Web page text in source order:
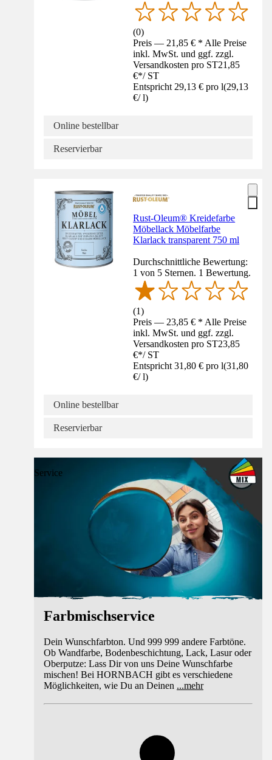
(0)
Preis — 21,85 € * Alle Preise
inkl. MwSt. und ggf. zzgl.
Versandkosten pro ST21,85
€*/ ST
Entspricht 29,13 € pro l(29,13
€/ l)
Online bestellbar
Reservierbar
Rust-Oleum® Kreidefarbe
Möbellack Möbelfarbe
Klarlack transparent 750 ml
Durchschnittliche Bewertung:
1 von 5 Sternen. 1 Bewertung.
(1)
Preis — 23,85 € * Alle Preise
inkl. MwSt. und ggf. zzgl.
Versandkosten pro ST23,85
€*/ ST
Entspricht 31,80 € pro l(31,80
€/ l)
Online bestellbar
Reservierbar
Service
Farbmischservice
Dein Wunschfarbton. Und 999 999 andere Farbtöne.
Ob Wandfarbe, Bodenbeschichtung, Lack, Lasur oder
Oberputze: Lass Dir von uns Deine Wunschfarbe
mischen! Bei HORNBACH gibt es verschiedene
Möglichkeiten, wie Du an Deinen ...mehr